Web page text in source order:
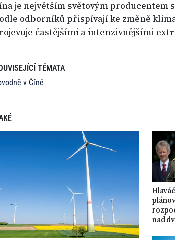
je největším světovým
odborníků přispívají ke změně
častějšími a intenzivnějšími
TÉMATA
v Číně
nad